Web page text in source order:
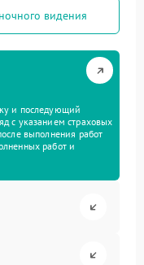
видения
и последующий
с указанием страховых
выполнения работ
работ и